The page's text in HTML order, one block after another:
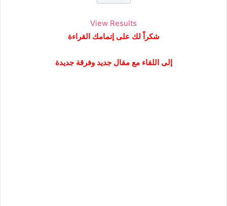
View Results
شكراً لك على إتمامك القراءة
إلى اللقاء مع مقال جديد وفرقة جديدة